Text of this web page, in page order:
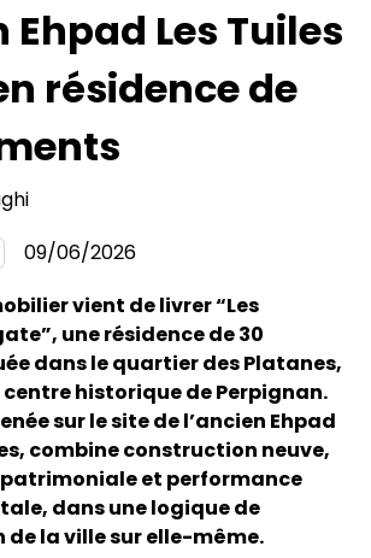
Ehpad Les Tuiles
résidence de
09/06/2026
vient de livrer “Les
une résidence de 30
dans le quartier des Platanes,
historique de Perpignan.
sur le site de l’ancien Ehpad
combine construction neuve,
et performance
dans une logique de
la ville sur elle-même.